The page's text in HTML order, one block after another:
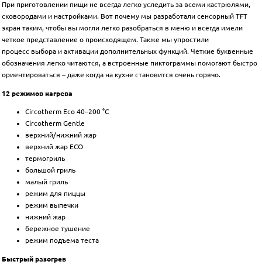
При приготовлении пищи не всегда легко уследить за всеми кастрюлями,
сковородами и настройками. Вот почему мы разработали сенсорный TFT
экран таким, чтобы вы могли легко разобраться в меню и всегда имели
четкое представление о происходящем. Также мы упростили
процесс выбора и активации дополнительных функций. Четкие буквенные
обозначения легко читаются, а встроенные пиктограммы помогают быстро
ориентироваться – даже когда на кухне становится очень горячо.
12 режимов нагрева
Circotherm Eco 40–200 °C
Circotherm Gentle
верхний/нижний жар
верхний жар ЕСО
термогриль
большой гриль
малый гриль
режим для пиццы
режим выпечки
нижний жар
бережное тушение
режим подъема теста
Быстрый разогрев